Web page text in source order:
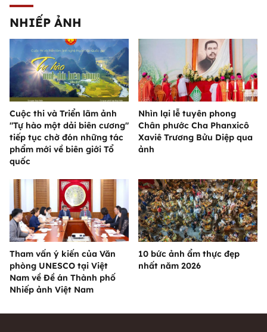
NHIẾP ẢNH
Cuộc thi và Triển lãm ảnh
"Tự hào một dải biên cương"
tiếp tục chờ đón những tác
phẩm mới về biên giới Tổ
quốc
Nhìn lại lễ tuyên phong
Chân phước Cha Phanxicô
Xaviê Trương Bửu Diệp qua
ảnh
Tham vấn ý kiến của Văn
phòng UNESCO tại Việt
Nam về Đề án Thành phố
Nhiếp ảnh Việt Nam
10 bức ảnh ẩm thực đẹp
nhất năm 2026